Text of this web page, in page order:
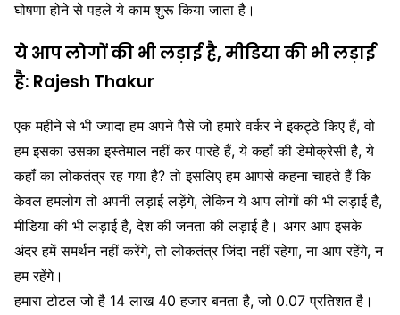
घोषणा होने से पहले ये काम शुरू किया जाता है।
ये आप लोगों की भी लड़ाई है, मीडिया की भी लड़ाई
है: Rajesh Thakur
एक महीने से भी ज्यादा हम अपने पैसे जो हमारे वर्कर ने इकट्ठे किए हैं, वो
हम इसका उसका इस्तेमाल नहीं कर पारहे हैं, ये कहॉं की डेमोक्रेसी है, ये
कहॉं का लोकतंत्र रह गया है? तो इसलिए हम आपसे कहना चाहते हैं कि
केवल हमलोग तो अपनी लड़ाई लड़ेंगे, लेकिन ये आप लोगों की भी लड़ाई है,
मीडिया की भी लड़ाई है, देश की जनता की लड़ाई है। अगर आप इसके
अंदर हमें समर्थन नहीं करेंगे, तो लोकतंत्र जिंदा नहीं रहेगा, ना आप रहेंगे, न
हम रहेंगे।
हमारा टोटल जो है 14 लाख 40 हजार बनता है, जो 0.07 प्रतिशत है।